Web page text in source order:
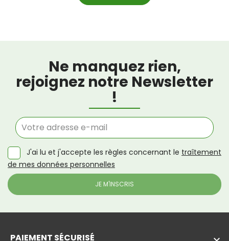
Ne manquez rien,
rejoignez notre Newsletter
!
J'ai lu et j'accepte les règles concernant le traîtement
de mes données personnelles
PAIEMENT SÉCURISÉ